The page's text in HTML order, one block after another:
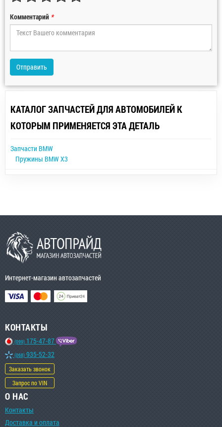
Комментарий *
Отправить
КАТАЛОГ ЗАПЧАСТЕЙ ДЛЯ АВТОМОБИЛЕЙ К
КОТОРЫМ ПРИМЕНЯЕТСЯ ЭТА ДЕТАЛЬ
Запчасти BMW
Пружины BMW X3
Интернет-магазин автозапчастей
КОНТАКТЫ
(099) 175-47-87
(068) 935-52-32
Заказать звонок
Запрос по VIN
О НАС
Контакты
Доставка и оплата